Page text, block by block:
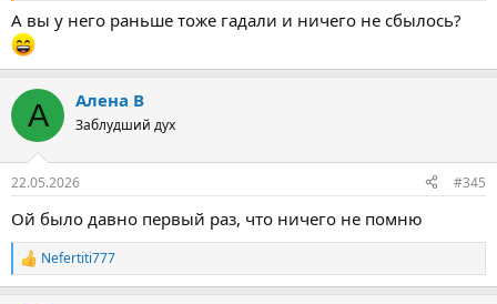
А вы у него раньше тоже гадали и ничего не сбылось?
А Алена В
Заблудший дух
22.05.2026 #345
Ой было давно первый раз, что ничего не помню
Р
е
Nefertiti777